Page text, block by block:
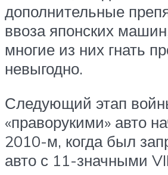
дополнительные
ввоза японских
многие из них гнать
невыгодно.
Следующий этап
«праворукими» авто
2010-м, когда был
авто с 11-значными